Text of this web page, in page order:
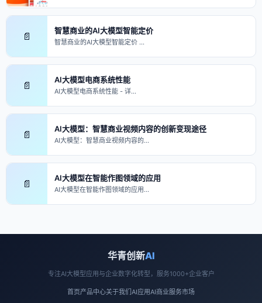
📄 智慧商业的AI大模型智能定价
智慧商业的AI大模型智能定价 …
📄 AI大模型电商系统性能
AI大模型电商系统性能 - 详…
📄 AI大模型：智慧商业视频内容的创新变现途径
AI大模型：智慧商业视频内容的…
📄 AI大模型在智能作图领域的应用
AI大模型在智能作图领域的应用…
华青创新AI
专注AI大模型应用与企业数字化转型，服务1000+企业客户
首页产品中心关于我们 AI应用AI商业服务市场